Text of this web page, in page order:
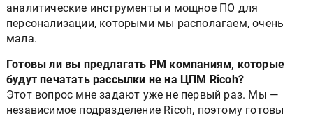
аналитические инструменты и мощное ПО для
персонализации, которыми мы располагаем, очень
мала.
Готовы ли вы предлагать PM компаниям, которые
будут печатать рассылки не на ЦПМ Ricoh?
Этот вопрос мне задают уже не первый раз. Мы —
независимое подразделение Ricoh, поэтому готовы